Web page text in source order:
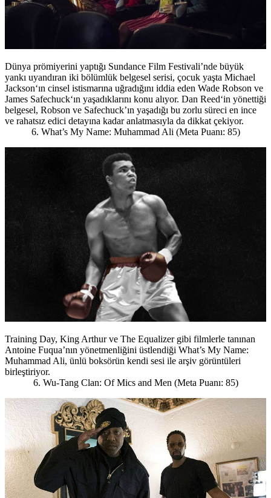
Dünya prömiyerini yaptığı Sundance Film Festivali’nde büyük
yankı uyandıran iki bölümlük belgesel serisi, çocuk yaşta Michael
Jackson‘ın cinsel istismarına uğradığını iddia eden Wade Robson ve
James Safechuck‘ın yaşadıklarını konu alıyor. Dan Reed‘in yönettiği
belgesel, Robson ve Safechuck’ın yaşadığı bu zorlu süreci en ince
ve rahatsız edici detayına kadar anlatmasıyla da dikkat çekiyor.
6. What’s My Name: Muhammad Ali (Meta Puanı: 85)
Training Day, King Arthur ve The Equalizer gibi filmlerle tanınan
Antoine Fuqua’nın yönetmenliğini üstlendiği What’s My Name:
Muhammad Ali, ünlü boksörün kendi sesi ile arşiv görüntüleri
birleştiriyor.
6. Wu-Tang Clan: Of Mics and Men (Meta Puanı: 85)